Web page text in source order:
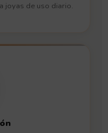
joyas de uso diario.